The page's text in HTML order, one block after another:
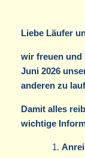
Liebe Läufer
wir freuen und
Juni 2026
anderen zu
Damit alles
wichtige